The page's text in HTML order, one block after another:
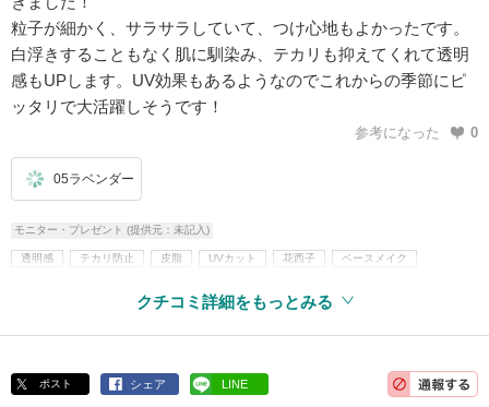
粒子が細かく、サラサラしていて、つけ心地もよかったです。
白浮きすることもなく肌に馴染み、テカリも抑えてくれて透明
感もUPします。UV効果もあるようなのでこれからの季節にピ
ッタリで大活躍しそうです！
参考になった 0
05ラベンダー
モニター・プレゼント (提供元：未記入)
透明感 テカリ防止 皮脂 UVカット 花西子 ベースメイク
クチコミ詳細をもっとみる
ポスト シェア LINE